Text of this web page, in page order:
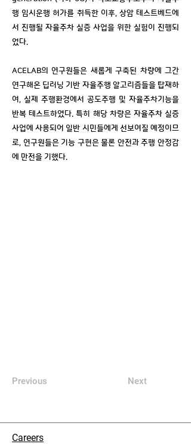
행 임시운행 허가를 취득한 이후, 상암 테스트베드에
서 진행될 자율주차 실증 사업을 위한 실험이 진행되
었다.
ACELAB의 연구원들은 새롭게 구축된 차량에 그간
연구해온 딥러닝 기반 자율주행 알고리즘들을 탑재하
여, 실제 주행환경에서 공도주행 및 자율주차기능을
반복 테스트하였다. 특히 해당 차량은 자율주차 실증
사업에 사용되어 일반 시민들에게 선보여질 예정이므
로, 연구원들은 기능 구현은 물론 안전과 주행 안정감
에 만전을 기했다.
Previous Next
Careers